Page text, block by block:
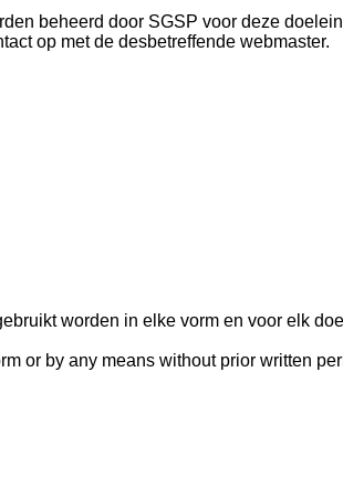
beheerd door SGSP voor deze
op met de desbetreffende webmaster.
worden in elke vorm en voor elk
or by any means without prior written